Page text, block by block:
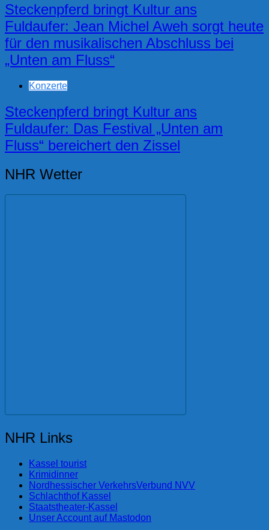
Steckenpferd bringt Kultur ans
Fuldaufer: Jean Michel Aweh sorgt heute
für den musikalischen Abschluss bei
„Unten am Fluss“
Konzerte
Steckenpferd bringt Kultur ans
Fuldaufer: Das Festival „Unten am
Fluss“ bereichert den Zissel
NHR Wetter
NHR Links
Kassel tourist
Krimidinner
Nordhessischer VerkehrsVerbund NVV
Schlachthof Kassel
Staatstheater-Kassel
Unser Account auf Mastodon